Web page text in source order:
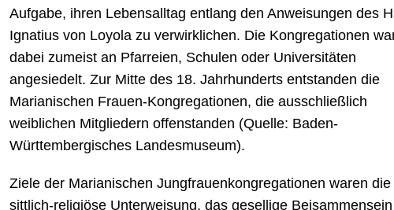
Aufgabe, ihren Lebensalltag entlang den Anweisungen des
Ignatius von Loyola zu verwirklichen. Die Kongregationen
dabei zumeist an Pfarreien, Schulen oder Universitäten
angesiedelt. Zur Mitte des 18. Jahrhunderts entstanden die
Marianischen Frauen-Kongregationen, die ausschließlich
weiblichen Mitgliedern offenstanden (Quelle: Baden-
Württembergisches Landesmuseum).
Ziele der Marianischen Jungfrauenkongregationen waren die
sittlich-religiöse Unterweisung, das gesellige Beisammensein